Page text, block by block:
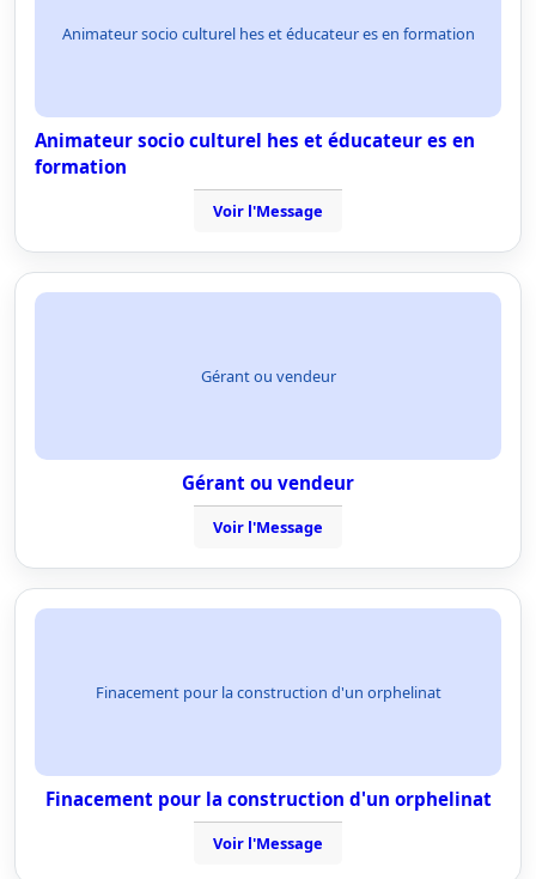
Animateur socio culturel hes et éducateur es en formation
Animateur socio culturel hes et éducateur es en
formation
Voir l'Message
Gérant ou vendeur
Gérant ou vendeur
Voir l'Message
Finacement pour la construction d'un orphelinat
Finacement pour la construction d'un orphelinat
Voir l'Message